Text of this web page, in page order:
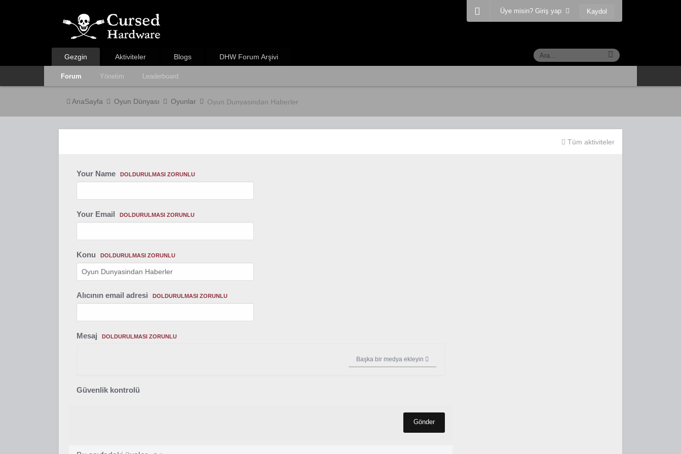
Üye misin? Giriş yap Kaydol
Gezgin
Forum Yönetim Leaderboard
Aktiviteler Blogs DHW Forum Arşivi
AnaSayfa Oyun Dünyası Oyunlar Oyun Dunyasindan Haberler
Tüm aktiviteler
Your Name DOLDURULMASI ZORUNLU
Your Email DOLDURULMASI ZORUNLU
Konu DOLDURULMASI ZORUNLU
Alıcının email adresi DOLDURULMASI ZORUNLU
Mesaj DOLDURULMASI ZORUNLU
Başka bir medya ekleyin
Güvenlik kontrolü
Gönder